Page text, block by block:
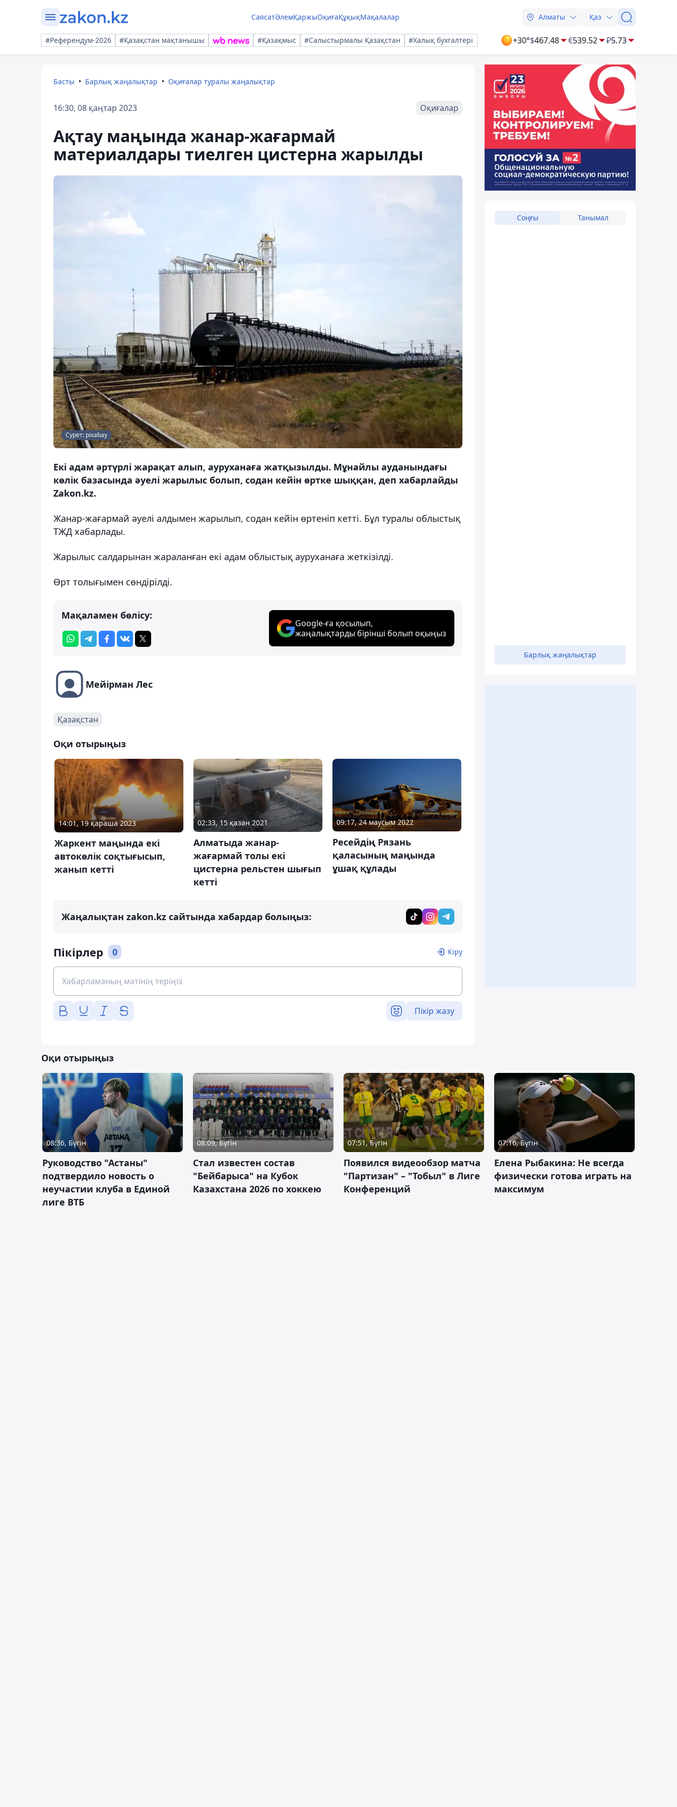
СаясатӘлемҚаржыОқиғаҚұқықМақалалар Алматы Қаз
#Референдум-2026 #Қазақстан мақтанышы #Қазақмыс #Салыстырмалы Қазақстан #Халық бухгалтері +30°$467.48 €539.52 ₽5.73
Басты Барлық жаңалықтар Оқиғалар туралы жаңалықтар
16:30, 08 қаңтар 2023 Оқиғалар
Ақтау маңында жанар-жағармай
материалдары тиелген цистерна жарылды
Сурет: pixabay
Екі адам әртүрлі жарақат алып, ауруханаға жатқызылды. Мұнайлы ауданындағы
көлік базасында әуелі жарылыс болып, содан кейін өртке шыққан, деп хабарлайды
Zakon.kz.
Жанар-жағармай әуелі алдымен жарылып, содан кейін өртеніп кетті. Бұл туралы облыстық
ТЖД хабарлады.
Жарылыс салдарынан жараланған екі адам облыстық ауруханаға жеткізілді.
Өрт толығымен сөндірілді.
Мақаламен бөлісу:
Google-ға қосылып,
жаңалықтарды бірінші болып оқыңыз
Мейірман Лес
Қазақстан
Оқи отырыңыз
14:01, 19 қараша 2023
Жаркент маңында екі
автокөлік соқтығысып,
жанып кетті
02:33, 15 қазан 2021
Алматыда жанар-
жағармай толы екі
цистерна рельстен шығып
кетті
09:17, 24 маусым 2022
Ресейдің Рязань
қаласының маңында
ұшақ құлады
Жаңалықтан zakon.kz сайтында хабардар болыңыз:
Пікірлер 0 Кіру
Пікір жазу
Соңғы Танымал
Барлық жаңалықтар
Оқи отырыңыз
08:36, Бүгін
Руководство "Астаны"
подтвердило новость о
неучастии клуба в Единой
лиге ВТБ
08:09, Бүгін
Стал известен состав
"Бейбарыса" на Кубок
Казахстана 2026 по хоккею
07:51, Бүгін
Появился видеообзор матча
"Партизан" – "Тобыл" в Лиге
Конференций
07:16, Бүгін
Елена Рыбакина: Не всегда
физически готова играть на
максимум